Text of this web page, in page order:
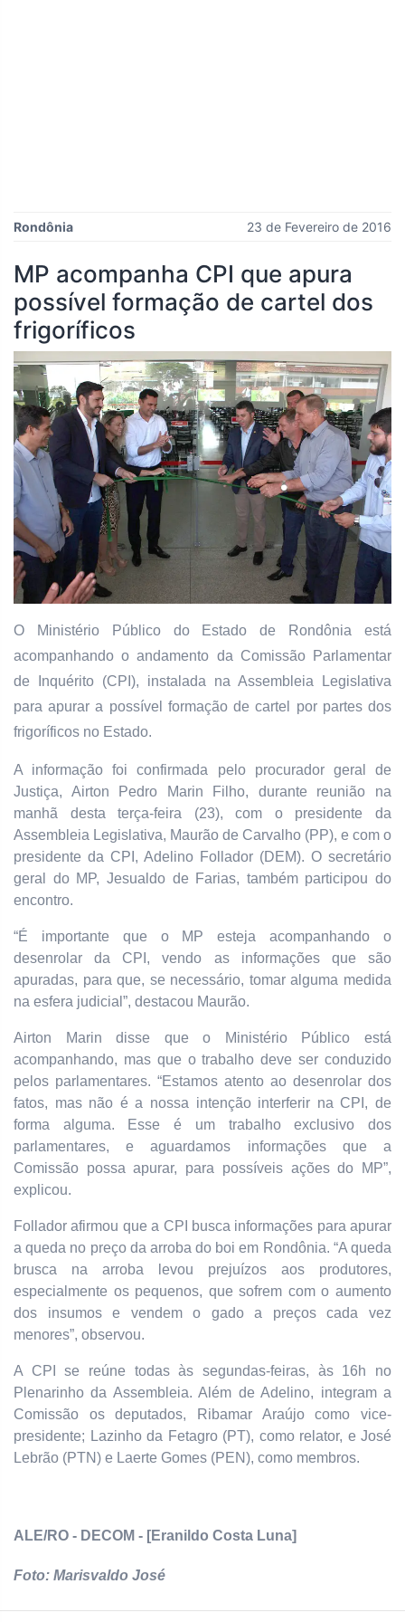
Rondônia 23 de Fevereiro de 2016
MP acompanha CPI que apura
possível formação de cartel dos
frigoríficos
O Ministério Público do Estado de Rondônia está
acompanhando o andamento da Comissão Parlamentar
de Inquérito (CPI), instalada na Assembleia Legislativa
para apurar a possível formação de cartel por partes dos
frigoríficos no Estado.
A informação foi confirmada pelo procurador geral de
Justiça, Airton Pedro Marin Filho, durante reunião na
manhã desta terça-feira (23), com o presidente da
Assembleia Legislativa, Maurão de Carvalho (PP), e com o
presidente da CPI, Adelino Follador (DEM). O secretário
geral do MP, Jesualdo de Farias, também participou do
encontro.
“É importante que o MP esteja acompanhando o
desenrolar da CPI, vendo as informações que são
apuradas, para que, se necessário, tomar alguma medida
na esfera judicial”, destacou Maurão.
Airton Marin disse que o Ministério Público está
acompanhando, mas que o trabalho deve ser conduzido
pelos parlamentares. “Estamos atento ao desenrolar dos
fatos, mas não é a nossa intenção interferir na CPI, de
forma alguma. Esse é um trabalho exclusivo dos
parlamentares, e aguardamos informações que a
Comissão possa apurar, para possíveis ações do MP”,
explicou.
Follador afirmou que a CPI busca informações para apurar
a queda no preço da arroba do boi em Rondônia. “A queda
brusca na arroba levou prejuízos aos produtores,
especialmente os pequenos, que sofrem com o aumento
dos insumos e vendem o gado a preços cada vez
menores”, observou.
A CPI se reúne todas às segundas-feiras, às 16h no
Plenarinho da Assembleia. Além de Adelino, integram a
Comissão os deputados, Ribamar Araújo como vice-
presidente; Lazinho da Fetagro (PT), como relator, e José
Lebrão (PTN) e Laerte Gomes (PEN), como membros.
ALE/RO - DECOM - [Eranildo Costa Luna]
Foto: Marisvaldo José